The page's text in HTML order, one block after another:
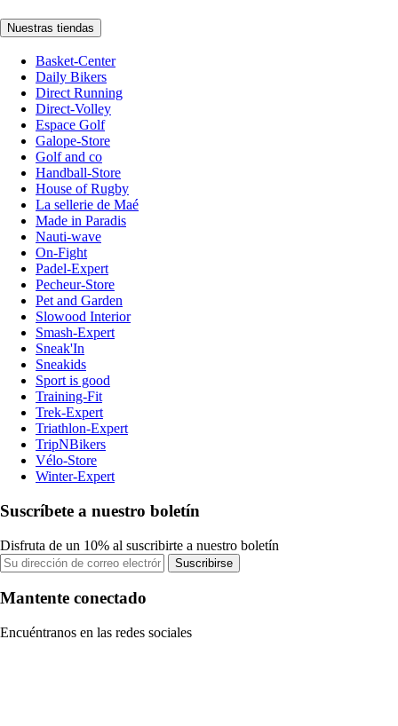
Nuestras tiendas
Basket-Center
Daily Bikers
Direct Running
Direct-Volley
Espace Golf
Galope-Store
Golf and co
Handball-Store
House of Rugby
La sellerie de Maé
Made in Paradis
Nauti-wave
On-Fight
Padel-Expert
Pecheur-Store
Pet and Garden
Slowood Interior
Smash-Expert
Sneak'In
Sneakids
Sport is good
Training-Fit
Trek-Expert
Triathlon-Expert
TripNBikers
Vélo-Store
Winter-Expert
Suscríbete a nuestro boletín
Disfruta de un 10% al suscribirte a nuestro boletín
Suscribirse
Mantente conectado
Encuéntranos en las redes sociales